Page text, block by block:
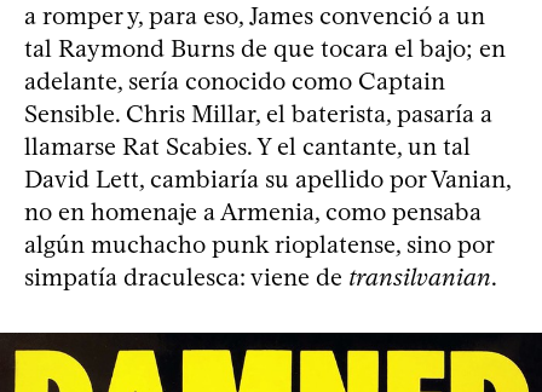
a romper y, para eso, James convenció a un
tal Raymond Burns de que tocara el bajo; en
adelante, sería conocido como Captain
Sensible. Chris Millar, el baterista, pasaría a
llamarse Rat Scabies. Y el cantante, un tal
David Lett, cambiaría su apellido por Vanian,
no en homenaje a Armenia, como pensaba
algún muchacho punk rioplatense, sino por
simpatía draculesca: viene de transilvanian.